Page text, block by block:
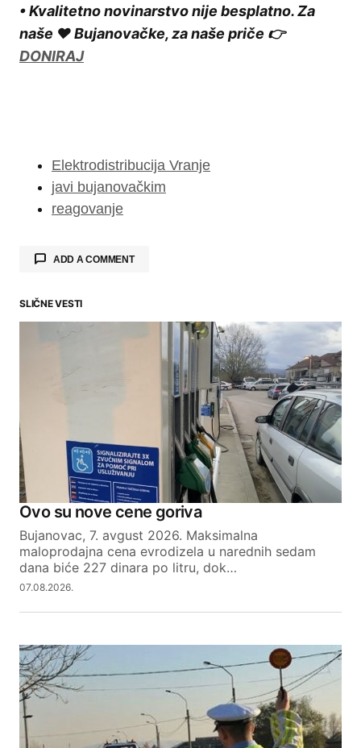
• Kvalitetno novinarstvo nije besplatno. Za
naše ❤️ Bujanovačke, za naše priče 👉
DONIRAJ
Elektrodistribucija Vranje
javi bujanovačkim
reagovanje
ADD A COMMENT
Your email address will not be published.
Required fields are marked *
Comment
Your Name
Your E-mail
SLIČNE VESTI
Ovo su nove cene goriva
Bujanovac, 7. avgust 2026. Maksimalna
maloprodajna cena evrodizela u narednih sedam
dana biće 227 dinara po litru, dok…
07.08.2026.